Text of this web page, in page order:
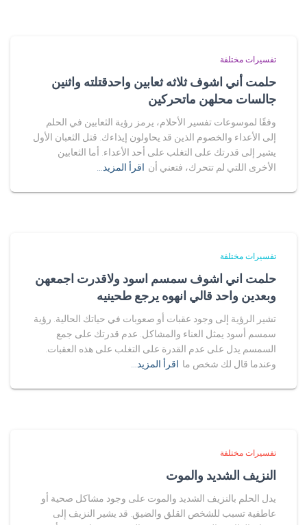
تفسيرات مختلفة
حلمت أني اشوف ثلاثه ثعابين واحدقتلته واثنين
جالسات محلهن ماتحركين
وفقًا لموسوعات تفسير الأحلام، يرمز رؤية الثعابين في الحلم
إلى الأعداء والخصوم الذين قد يحاولون إيذاءك. قتل الثعبان الأول
يشير إلى قدرتك على التغلب على أحد الأعداء. أما الثعابين
الأخرى اللتي لم تتحرك، فتعني أن اقرأ المزيد…
تفسيرات مختلفة
حلمت اني اشوف سمسم اسود ولاقدرت اجمعهن
وبعدين واحد قالي انهوه يرجع طحينيه
تشير الرؤية إلى وجود عقبات أو صعوبات في حياتك الحالية. رؤية
سمسم أسود يمثل العناء والمشاكل. عدم قدرتك على جمع
السمسم يدل على عدم القدرة على التغلب على هذه العقبات.
وعندما قال لك شخص ما اقرأ المزيد…
تفسيرات مختلفة
النزيف الشديد والموت
يدل الحلم بالنزيف الشديد والموت على وجود مشاكل صحية أو
عاطفية تسبب للشخص القلق والضيق. قد يشير النزيف إلى